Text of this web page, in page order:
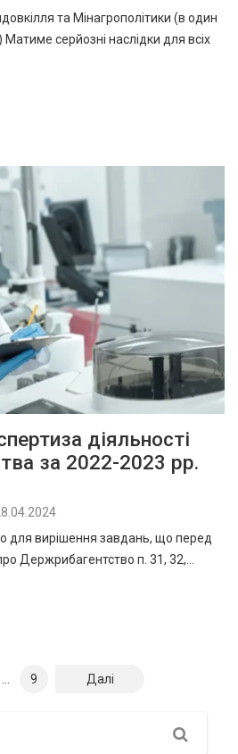
та Мінагрополітики (в один
Матиме серйозні наслідки для всіх
діяльності
за 2022-2023 рр.
для вирішення завдань, що перед
Держрибагентство п. 31, 32,…
… 9 Далі
Search